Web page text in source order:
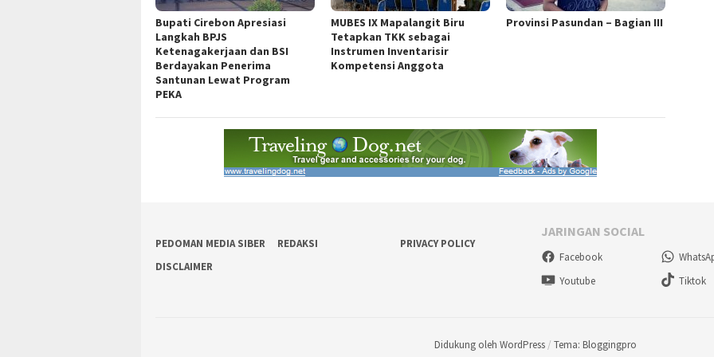
Bupati Cirebon Apresiasi
Langkah BPJS
Ketenagakerjaan dan BSI
Berdayakan Penerima
Santunan Lewat Program
PEKA
MUBES IX Mapalangit Biru
Tetapkan TKK sebagai
Instrumen Inventarisir
Kompetensi Anggota
Provinsi Pasundan – Bagian III
PEDOMAN MEDIA SIBER REDAKSI
PRIVACY POLICY
DISCLAIMER
JARINGAN SOCIAL
Facebook
Youtube
Tiktok
Didukung oleh WordPress / Tema: Bloggingpro